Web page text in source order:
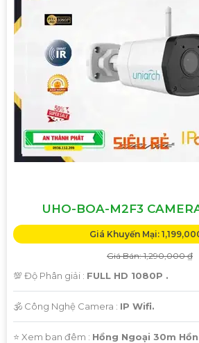
UHO-BOA-M2F3
Giá Khuyến Mại:
Giá Bán: 1,290,000 ₫
💯 Độ Phân giải : FULL HD 1080P .
🕉️ Công Nghệ Camera : IP Wifi.
⭐ Xem ban đêm : Hồng Ngoại 30m